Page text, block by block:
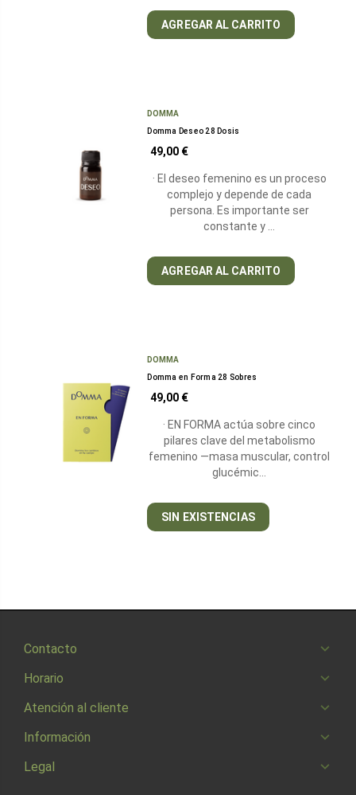
AGREGAR AL CARRITO
DOMMA
Domma Deseo 28 Dosis
49,00 €
· El deseo femenino es un proceso
complejo y depende de cada
persona. Es importante ser
constante y …
AGREGAR AL CARRITO
DOMMA
Domma en Forma 28 Sobres
49,00 €
· EN FORMA actúa sobre cinco
pilares clave del metabolismo
femenino —masa muscular, control
glucémic…
SIN EXISTENCIAS
Contacto
Horario
Atención al cliente
Información
Legal